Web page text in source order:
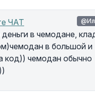
ЧАТ
в чемодане,
в большой и
код)) чемодан обычно